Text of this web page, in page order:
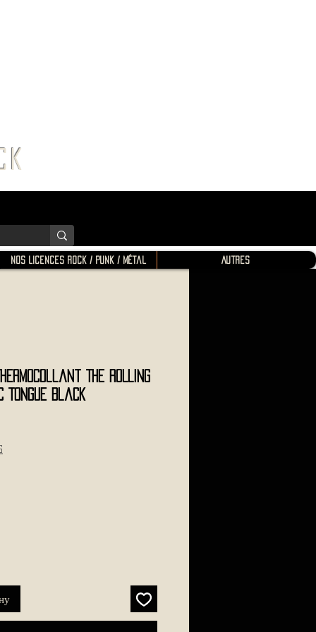
Nos Licences Rock / Punk / Métal Autres
THE ROLLING
Tongue Black